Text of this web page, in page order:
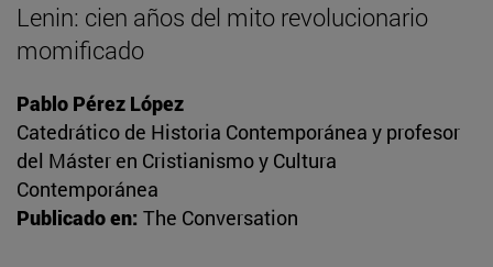
Lenin: cien años del mito revolucionario
momificado
Pablo Pérez López
Catedrático de Historia Contemporánea y profesor
del Máster en Cristianismo y Cultura
Contemporánea
Publicado en: The Conversation